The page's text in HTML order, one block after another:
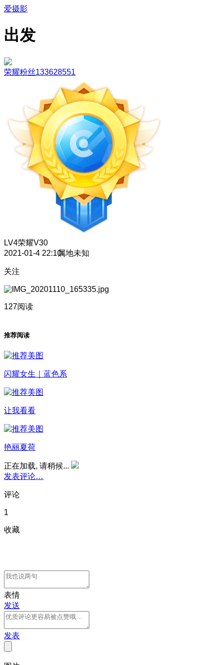
爱摄影
出发
荣耀粉丝133628551
LV4荣耀V30
2021-01-4 22:10属地未知
关注
127阅读
推荐阅读
闪耀女生｜蓝色系
让我看看
艳丽夏荷
正在加载, 请稍候...
发表评论…
评论
1
收藏
表情
发送
发表